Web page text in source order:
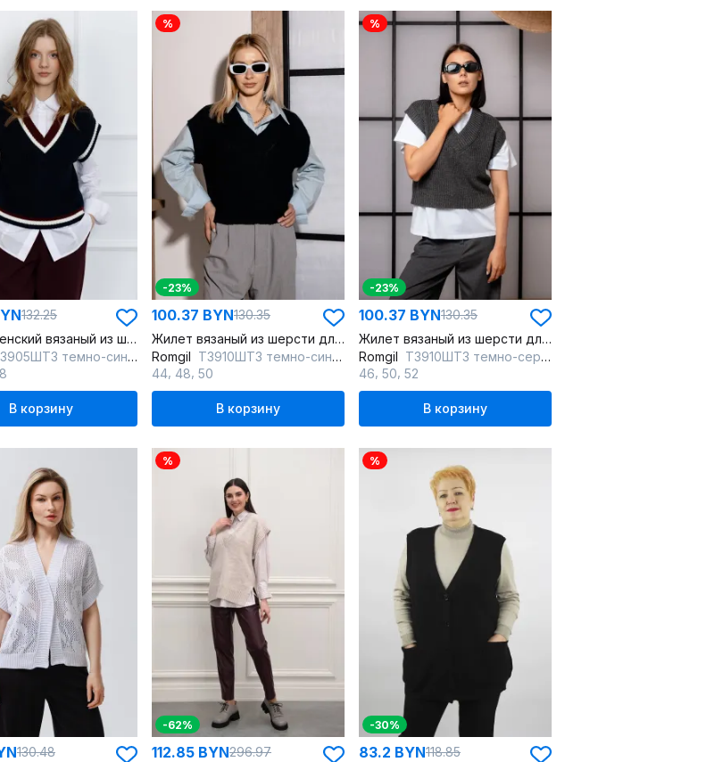
132.25
Жилет женский вязаный из шерсти и акрила
темно-синий,молочный,красновато-бордовый
В корзину
%
-23%
100.37 BYN130.35
Жилет вязаный из шерсти для повседневной носки
Romgil ТЗ910ШТЗ темно-синий
44 48 50
В корзину
%
-23%
100.37 BYN130.35
Жилет вязаный из шерсти для повседневной носки
Romgil ТЗ910ШТЗ темно-серый
46 50 52
В корзину
130.48
%
-62%
112.85 BYN296.97
%
-30%
83.2 BYN118.85